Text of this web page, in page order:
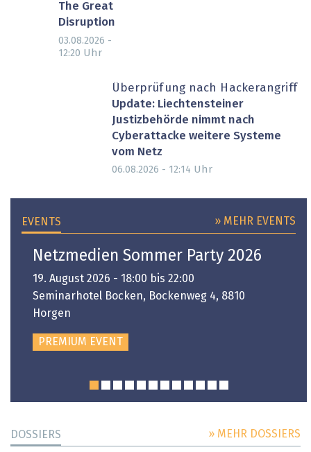
The Great
Disruption
03.08.2026 -
12:20 Uhr
Überprüfung nach Hackerangriff
Update: Liechtensteiner
Justizbehörde nimmt nach
Cyberattacke weitere Systeme
vom Netz
06.08.2026 - 12:14 Uhr
EVENTS » MEHR EVENTS
Netzmedien Sommer Party 2026
19. August 2026 - 18:00 bis 22:00
Seminarhotel Bocken, Bockenweg 4, 8810
Horgen
PREMIUM EVENT
DOSSIERS » MEHR DOSSIERS